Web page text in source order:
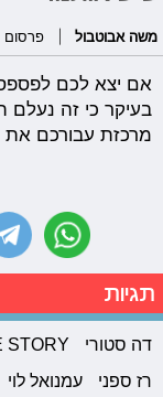
משה אבוטבול פרסום ראשון:
אם יצא לכם
בעיקר כי זה נעלם
מרכזת עבורכם את
תגיות
דה סטורי STORY
רז ספני
עמנואל לוי